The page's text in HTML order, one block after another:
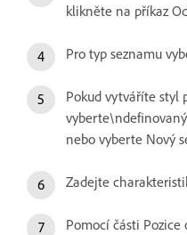
klikněte na příkaz
Pro typ seznamu
Pokud vytváříte styl
nebo vyberte Nový
Zadejte
Pomocí části